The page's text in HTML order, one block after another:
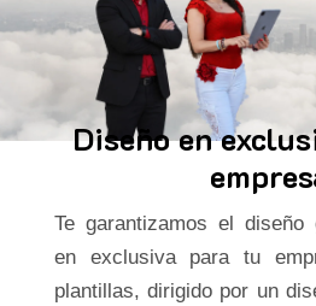
Diseño en
Te garantizamos el diseño
en exclusiva para tu
plantillas, dirigido por un